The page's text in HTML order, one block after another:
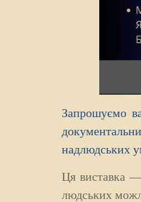
Запрошуємо
надлюдських
Ця виставка
людських